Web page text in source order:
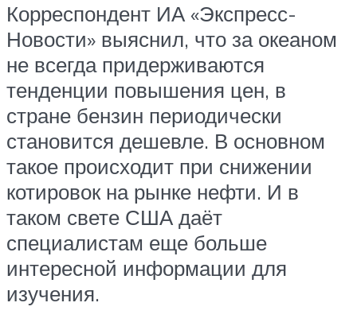
Корреспондент ИА «Экспресс-
Новости» выяснил, что за океаном
не всегда придерживаются
тенденции повышения цен, в
стране бензин периодически
становится дешевле. В основном
такое происходит при снижении
котировок на рынке нефти. И в
таком свете США даёт
специалистам еще больше
интересной информации для
изучения.